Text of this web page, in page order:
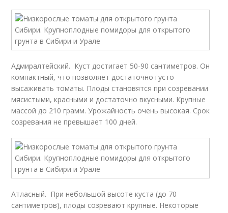
Адмиралтейский. Куст достигает 50-90 сантиметров. Он
компактный, что позволяет достаточно густо
высаживать томаты. Плоды становятся при созревании
мясистыми, красными и достаточно вкусными. Крупные
массой до 210 грамм. Урожайность очень высокая. Срок
созревания не превышает 100 дней.
Атласный. При небольшой высоте куста (до 70
сантиметров), плоды созревают крупные. Некоторые